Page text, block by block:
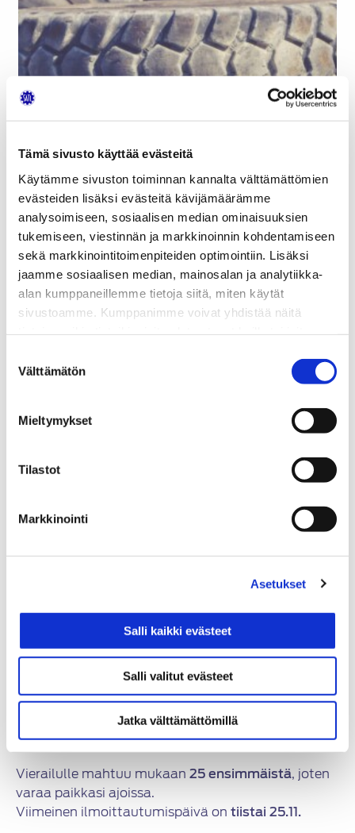
Tämä sivusto käyttää evästeitä
Käytämme sivuston toiminnan kannalta välttämättömien
evästeiden lisäksi evästeitä kävijämäärämme
analysoimiseen, sosiaalisen median ominaisuuksien
tukemiseen, viestinnän ja markkinoinnin kohdentamiseen
sekä markkinointitoimenpiteiden optimointiin. Lisäksi
jaamme sosiaalisen median, mainosalan ja analytiikka-
alan kumppaneillemme tietoja siitä, miten käytät
sivustoamme. Kumppanimme voivat yhdistää näitä
valinta
Välttämätön
Mieltymykset
Tilastot
Markkinointi
Asetukset
Salli kaikki evästeet
Salli valitut evästeet
Jatka välttämättömillä
Marraskuun kuukausikokous –
27.11. klo
17.30.
Tällä kertaa pääsemme tutustumaanSuomen
toimintaan Lopen
Kantotie 4, 12520 Kormu (Loppi, Silmänkannon
Ilmoittaudu – paikkoja vain 25
Vierailulle mahtuu mukaan 25 ensimmäistä, joten
varaa paikkasi ajoissa.
Viimeinen ilmoittautumispäivä on tiistai 25.11.